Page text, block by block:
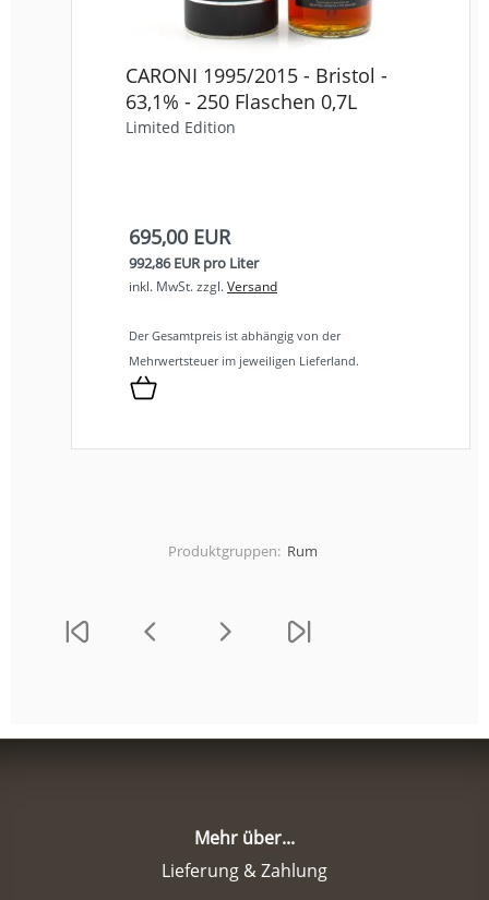
CARONI 1995/2015 - Bristol -
63,1% - 250 Flaschen 0,7L
Limited Edition
695,00 EUR
992,86 EUR pro Liter
inkl. MwSt.zzgl.Versand
Der Gesamtpreis ist abhängig von der
Mehrwertsteuer im jeweiligen Lieferland.
Produktgruppen: Rum
Mehr über...
Lieferung & Zahlung